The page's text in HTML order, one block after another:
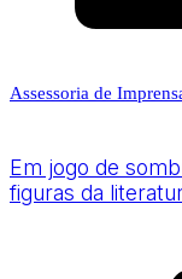
Assessoria de
Em jogo de
figuras da